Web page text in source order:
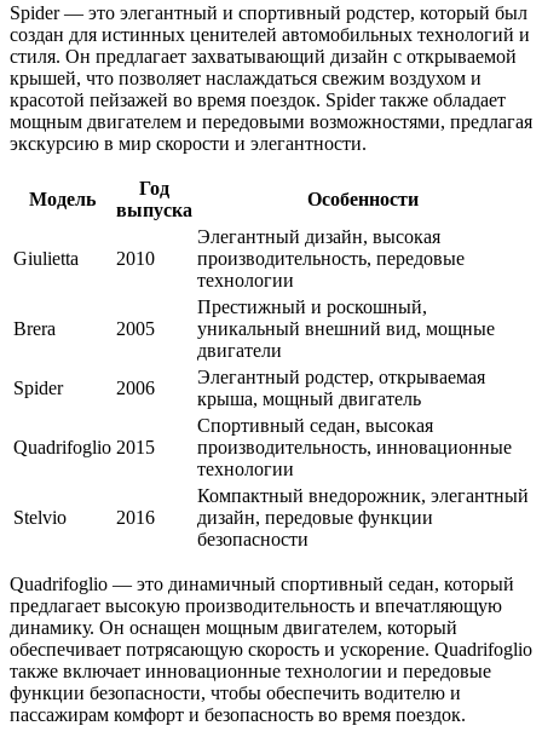
Spider — это элегантный и спортивный родстер, который был
создан для истинных ценителей автомобильных технологий и
стиля. Он предлагает захватывающий дизайн с открываемой
крышей, что позволяет наслаждаться свежим воздухом и
красотой пейзажей во время поездок. Spider также обладает
мощным двигателем и передовыми возможностями, предлагая
экскурсию в мир скорости и элегантности.
Модель
Год
выпуска
Особенности
Giulietta 2010
Элегантный дизайн, высокая
производительность, передовые
технологии
Brera 2005
Престижный и роскошный,
уникальный внешний вид, мощные
двигатели
Spider
2006
Элегантный родстер, открываемая
крыша, мощный двигатель
Quadrifoglio 2015
Спортивный седан, высокая
производительность, инновационные
технологии
Stelvio 2016
Компактный внедорожник, элегантный
дизайн, передовые функции
безопасности
Quadrifoglio — это динамичный спортивный седан, который
предлагает высокую производительность и впечатляющую
динамику. Он оснащен мощным двигателем, который
обеспечивает потрясающую скорость и ускорение. Quadrifoglio
также включает инновационные технологии и передовые
функции безопасности, чтобы обеспечить водителю и
пассажирам комфорт и безопасность во время поездок.